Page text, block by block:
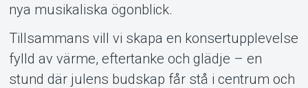
nya musikaliska ögonblick.
Tillsammans vill vi skapa en konsertupplevelse
fylld av värme, eftertanke och glädje – en
stund där julens budskap får stå i centrum och